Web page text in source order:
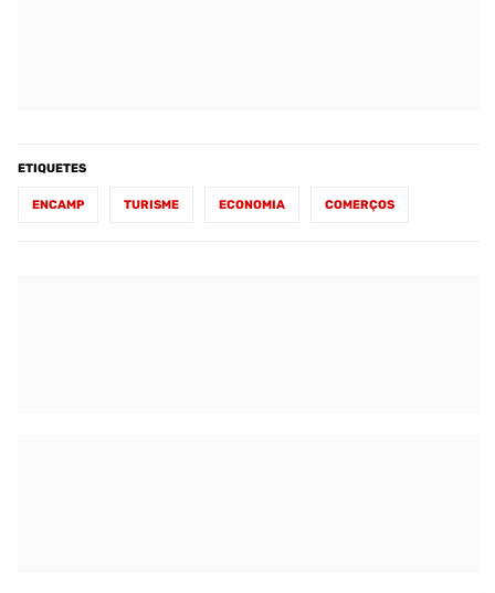
ETIQUETES
ENCAMP TURISME ECONOMIA COMERÇOS